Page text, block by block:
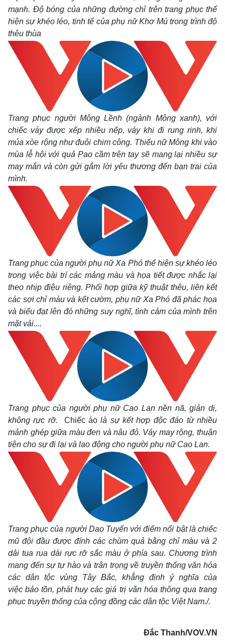
Pháp luật
Tin nóng
Tư vấn luật
Quân sự - Quốc phòng
Vũ khí
Việt Nam
Phân tích
mạnh. Độ bóng của những đường chỉ trên trang phục thể
hiện sự khéo léo, tinh tế của phụ nữ Khơ Mú trong trình độ
thêu thùa
Trang phục người Mông Lềnh (ngành Mông xanh), với
chiếc váy được xếp nhiều nếp, váy khi đi rung rinh, khi
múa xòe rộng như đuôi chim công. Thiếu nữ Mông khi vào
mùa lễ hội với quả Pao cầm trên tay sẽ mang lại nhiều sự
may mắn và còn gửi gắm lời yêu thương đến bạn trai của
mình.
Trang phục của người phụ nữ Xa Phó thể hiện sự khéo léo
trong việc bài trí các mảng màu và họa tiết được nhắc lại
theo nhịp điệu riêng. Phối hợp giữa kỹ thuật thêu, liên kết
các sợi chỉ màu và kết cườm, phụ nữ Xa Phó đã phác họa
và biểu đạt lên đó những suy nghĩ, tình cảm của mình trên
mặt vải....
Trang phục của người phụ nữ Cao Lan nền nã, giản dị,
không rực rỡ. Chiếc áolà sự kết hợp độc đáo từ nhiều
mảnh ghép giữa màu đen và nâu đỏ. Váy may rộng, thuận
tiện cho sự đi lại và lao động cho người phụ nữ Cao Lan.
Trang phục của người Dao Tuyển với điểm nổi bật là chiếc
mũ đội đầu được đính các chùm quả bằng chỉ màu và 2
dải tua rua dài rực rỡ sắc màu ở phía sau. Chương trình
mang đến sự tự hào và trân trọng về truyền thống văn hóa
các dân tộc vùng Tây Bắc, khẳng định ý nghĩa của
việc bảo tồn, phát huy các giá trị văn hóa thông qua trang
phục truyền thống của cộng đồng các dân tộc Việt Nam./.
Đắc Thanh/VOV.VN